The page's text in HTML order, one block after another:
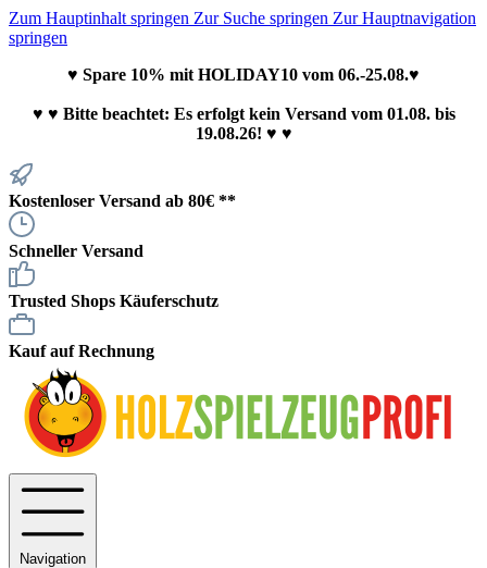
Zum Hauptinhalt springen Zur Suche springen Zur Hauptnavigation
springen
♥ Spare 10% mit HOLIDAY10 vom 06.-25.08.♥
♥ ♥ Bitte beachtet: Es erfolgt kein Versand vom 01.08. bis
19.08.26! ♥ ♥
Kostenloser Versand ab 80€ **
Schneller Versand
Trusted Shops Käuferschutz
Kauf auf Rechnung
Navigation